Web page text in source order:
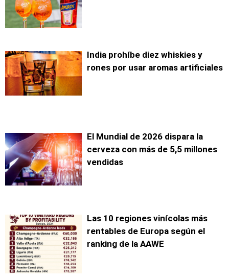
India prohíbe diez whiskies y
rones por usar aromas artificiales
El Mundial de 2026 dispara la
cerveza con más de 5,5 millones
vendidas
Las 10 regiones vinícolas más
rentables de Europa según el
ranking de la AAWE